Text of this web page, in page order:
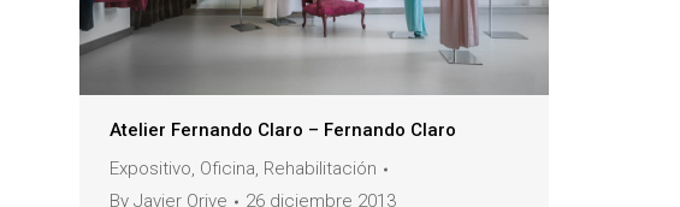
Atelier Fernando Claro – Fernando Claro
Expositivo, Oficina, Rehabilitación
By Javier Orive 26 diciembre 2013